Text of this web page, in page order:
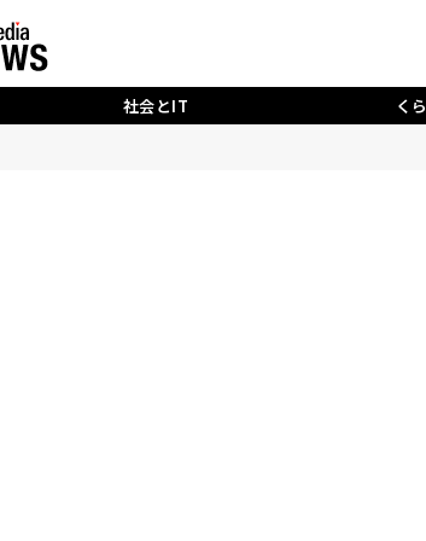
社会とIT く